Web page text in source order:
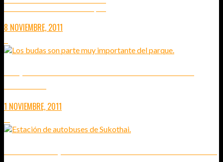
8 NOVIEMBRE, 2011
1 NOVIEMBRE, 2011